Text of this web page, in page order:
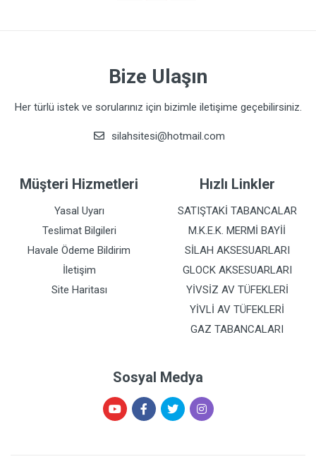
Bize Ulaşın
Her türlü istek ve sorularınız için bizimle iletişime geçebilirsiniz.
silahsitesi@hotmail.com
Müşteri Hizmetleri
Yasal Uyarı
Teslimat Bilgileri
Havale Ödeme Bildirim
İletişim
Site Haritası
Hızlı Linkler
SATIŞTAKİ TABANCALAR
M.K.E.K. MERMİ BAYİİ
SİLAH AKSESUARLARI
GLOCK AKSESUARLARI
YİVSİZ AV TÜFEKLERİ
YİVLİ AV TÜFEKLERİ
GAZ TABANCALARI
Sosyal Medya